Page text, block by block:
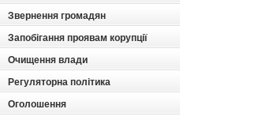
Звернення громадян
Запобігання проявам корупції
Очищення влади
Регуляторна політика
Оголошення